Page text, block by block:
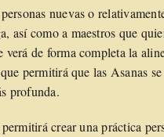
nuevas o
así como a maestros que
verá de forma completa la
permitirá que las Asanas
profunda.
crear una práctica